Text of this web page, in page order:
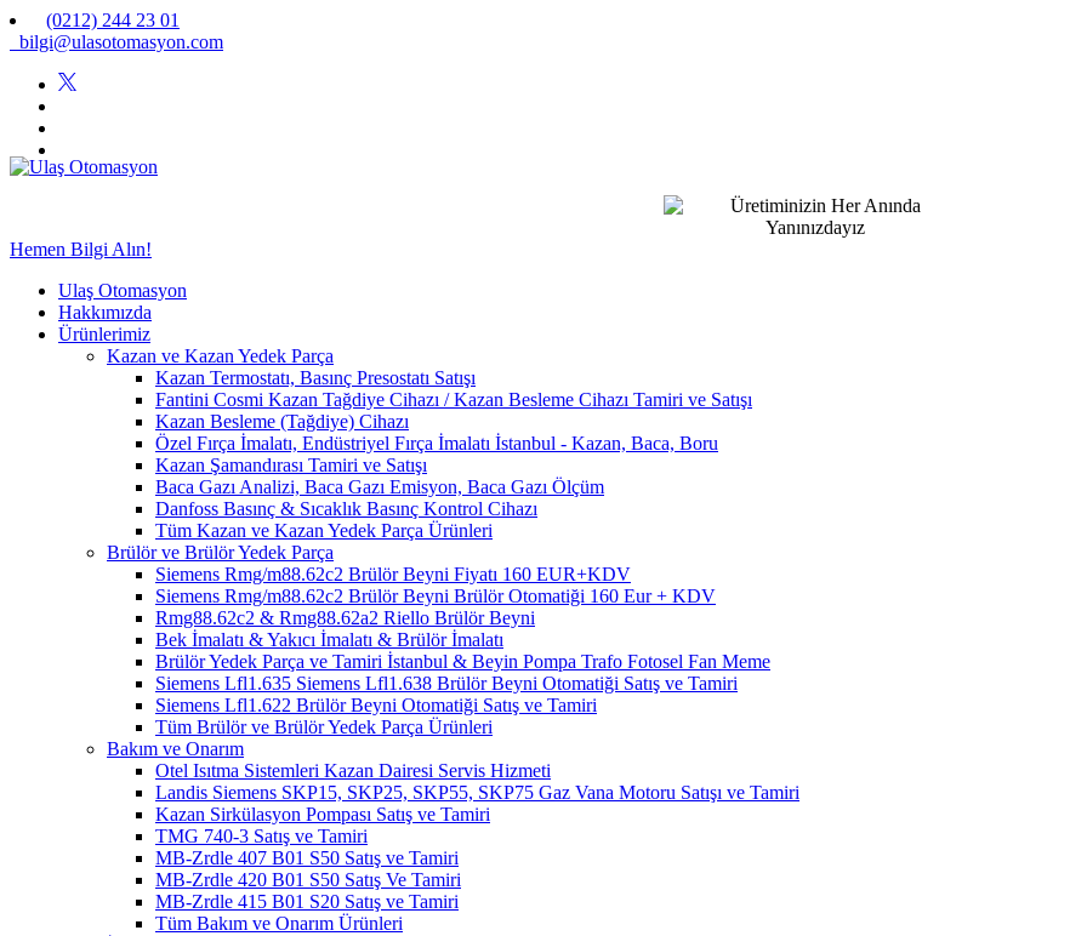
(0212) 244 23 01
bilgi@ulasotomasyon.com
Hemen Bilgi Alın!
Ulaş Otomasyon
Hakkımızda
Ürünlerimiz
Kazan ve Kazan Yedek Parça
Kazan Termostatı, Basınç Presostatı Satışı
Fantini Cosmi Kazan Tağdiye Cihazı / Kazan Besleme Cihazı Tamiri ve Satışı
Kazan Besleme (Tağdiye) Cihazı
Özel Fırça İmalatı, Endüstriyel Fırça İmalatı İstanbul - Kazan, Baca, Boru
Kazan Şamandırası Tamiri ve Satışı
Baca Gazı Analizi, Baca Gazı Emisyon, Baca Gazı Ölçüm
Danfoss Basınç & Sıcaklık Basınç Kontrol Cihazı
Tüm Kazan ve Kazan Yedek Parça Ürünleri
Brülör ve Brülör Yedek Parça
Siemens Rmg/m88.62c2 Brülör Beyni Fiyatı 160 EUR+KDV
Siemens Rmg/m88.62c2 Brülör Beyni Brülör Otomatiği 160 Eur + KDV
Rmg88.62c2 & Rmg88.62a2 Riello Brülör Beyni
Bek İmalatı & Yakıcı İmalatı & Brülör İmalatı
Brülör Yedek Parça ve Tamiri İstanbul & Beyin Pompa Trafo Fotosel Fan Meme
Siemens Lfl1.635 Siemens Lfl1.638 Brülör Beyni Otomatiği Satış ve Tamiri
Siemens Lfl1.622 Brülör Beyni Otomatiği Satış ve Tamiri
Tüm Brülör ve Brülör Yedek Parça Ürünleri
Bakım ve Onarım
Otel Isıtma Sistemleri Kazan Dairesi Servis Hizmeti
Landis Siemens SKP15, SKP25, SKP55, SKP75 Gaz Vana Motoru Satışı ve Tamiri
Kazan Sirkülasyon Pompası Satış ve Tamiri
TMG 740-3 Satış ve Tamiri
MB-Zrdle 407 B01 S50 Satış ve Tamiri
MB-Zrdle 420 B01 S50 Satış Ve Tamiri
MB-Zrdle 415 B01 S20 Satış ve Tamiri
Tüm Bakım ve Onarım Ürünleri